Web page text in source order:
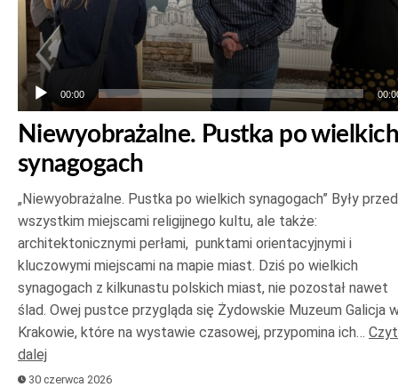
00:00
Niewyobrażalne. Pustka po wielkich
synagogach
„Niewyobrażalne. Pustka po wielkich synagogach” Były
wszystkim miejscami religijnego kultu, ale także:
architektonicznymi perłami, punktami orientacyjnymi i
kluczowymi miejscami na mapie miast. Dziś po wielkich
synagogach z kilkunastu polskich miast, nie pozostał nawet
ślad. Owej pustce przygląda się Żydowskie Muzeum Galicja
Krakowie, które na wystawie czasowej, przypomina ich…
dalej
30 czerwca 2026